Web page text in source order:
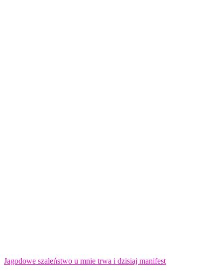
Jagodowe szaleństwo u mnie trwa i dzisiaj manifest